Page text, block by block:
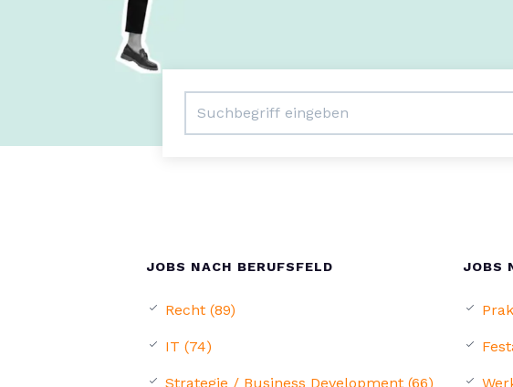
JOBS NACH BERUFSFELD
Recht (89)
IT (74)
Strategie / Business Development (66)
JOBS